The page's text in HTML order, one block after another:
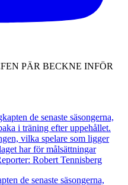
PÄR BECKNE INFÖR
de senaste säsongerna,